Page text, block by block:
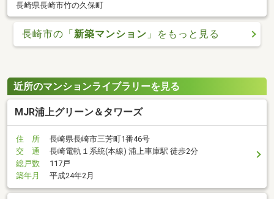
長崎県長崎市竹の久保町
長崎市の「新築マンション 」をもっと見る
近所のマンションライブラリーを見る
MJR浦上グリーン＆タワーズ
住 所
長崎県長崎市三芳町1番46号
交 通
長崎電軌１系統(本線) 浦上車庫駅 徒歩2分
総戸数
117戸
築年月
平成24年2月